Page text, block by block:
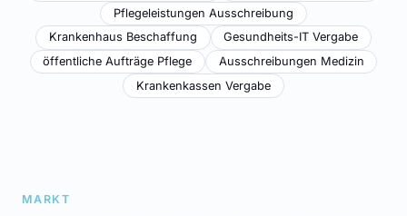
Pflegeleistungen Ausschreibung
Krankenhaus Beschaffung
Gesundheits-IT Vergabe
öffentliche Aufträge Pflege
Ausschreibungen Medizin
Krankenkassen Vergabe
MARKT